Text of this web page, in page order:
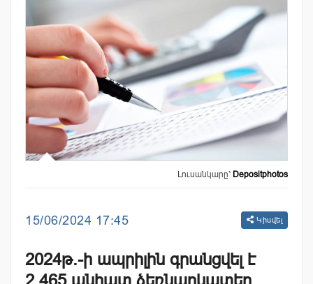
Լուսանկարը՝ Depositphotos
15/06/2024 17:45 Կիսվել
2024թ.-ի ապրիլին գրանցվել է
2,465 անհատ ձեռնարկատեր